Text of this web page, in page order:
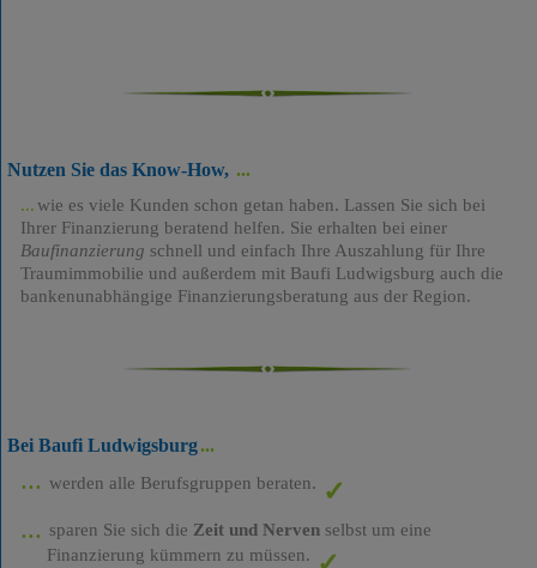
Nutzen Sie das Know-How,
wie es viele Kunden schon getan haben. Lassen Sie sich bei
Ihrer Finanzierung beratend helfen. Sie erhalten bei einer
Baufinanzierung schnell und einfach Ihre Auszahlung für Ihre
Traumimmobilie und außerdem mit Baufi Ludwigsburg auch die
bankenunabhängige Finanzierungsberatung aus der Region.
Bei Baufi Ludwigsburg
werden alle Berufsgruppen beraten.
sparen Sie sich die Zeit und Nervenselbst um eine
Finanzierung kümmern zu müssen.